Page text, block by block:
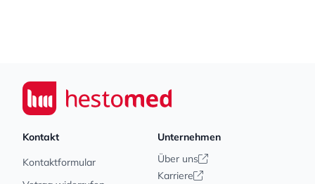
Seiwert GmbH
Kontakt
Kontaktformular
Unternehmen
Über uns
Karriere